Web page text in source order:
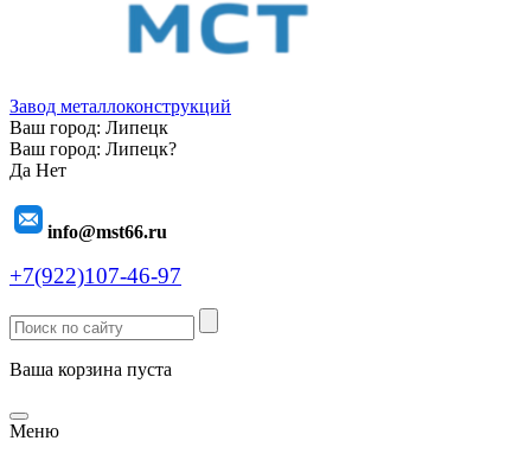
Завод металлоконструкций
Ваш город: Липецк
Ваш город: Липецк?
Да Нет
info@mst66.ru
+7(922)107-46-97
Ваша корзина пуста
Меню